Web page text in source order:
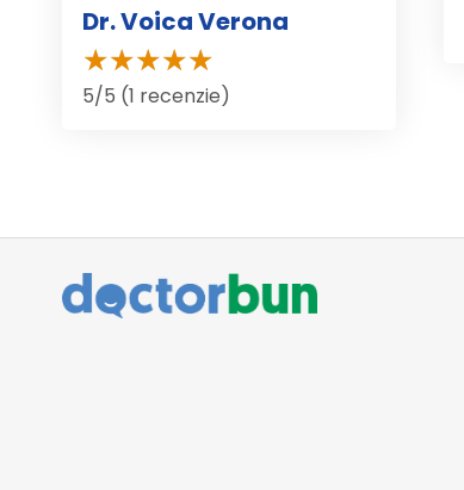
Dr. Voica Verona
5/5 (1 recenzie)